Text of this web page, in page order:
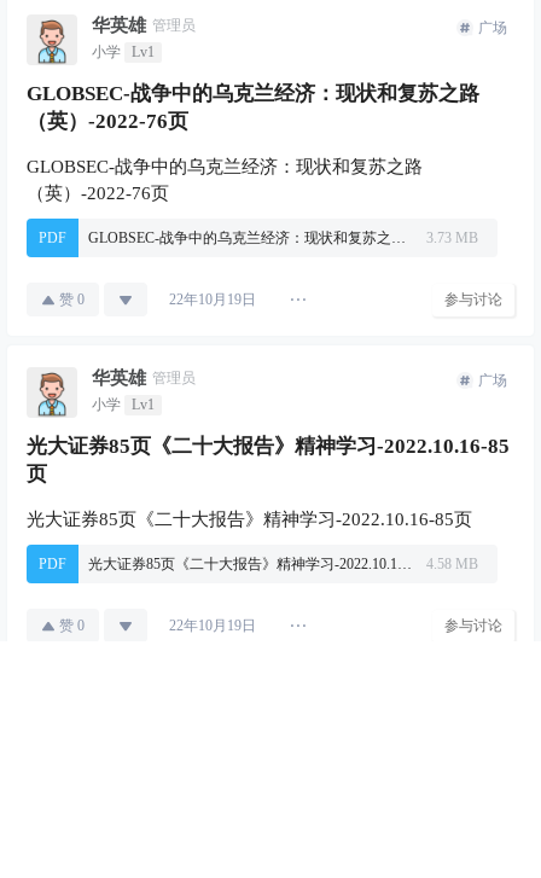
华英雄 管理员
小学
Lv1
广场
GLOBSEC-战争中的乌克兰经济：现状和复苏之路
（英）-2022-76页
GLOBSEC-战争中的乌克兰经济：现状和复苏之路
（英）-2022-76页
PDF GLOBSEC-战争中的乌克兰经济：现状和复苏之路（英）-2022-76页.pdf 3.73 MB
赞 0 22年10月19日 参与讨论
华英雄 管理员
小学
Lv1
广场
光大证券85页《二十大报告》精神学习-2022.10.16-85
页
光大证券85页《二十大报告》精神学习-2022.10.16-85页
PDF 光大证券85页《二十大报告》精神学习-2022.10.16-85页.pdf 4.58 MB
赞 0 22年10月19日 参与讨论